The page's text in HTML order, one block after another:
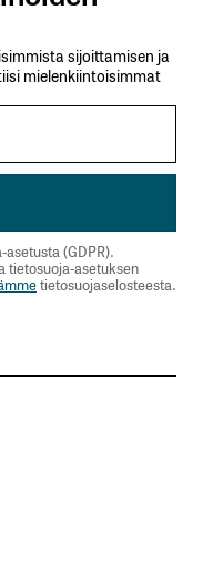
sijoittamisen ja
mielenkiintoisimmat
(GDPR).
tietosuoja-asetuksen
tietosuojaselosteesta.